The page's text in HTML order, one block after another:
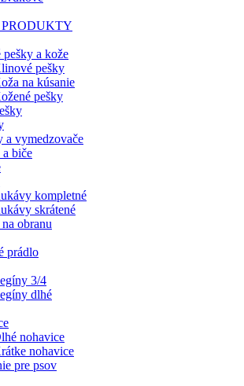
a kože
pešky
na kúsanie
pešky
a vymedzovače
biče
kompletné
skrátené
obranu
prádlo
3/4
dlhé
nohavice
nohavice
pre psov